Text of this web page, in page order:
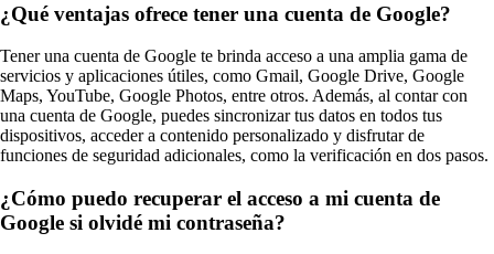
¿Qué ventajas ofrece tener una cuenta de Google?
Tener una cuenta de Google te brinda acceso a una amplia gama de
servicios y aplicaciones útiles, como Gmail, Google Drive, Google
Maps, YouTube, Google Photos, entre otros. Además, al contar con
una cuenta de Google, puedes sincronizar tus datos en todos tus
dispositivos, acceder a contenido personalizado y disfrutar de
funciones de seguridad adicionales, como la verificación en dos pasos.
¿Cómo puedo recuperar el acceso a mi cuenta de
Google si olvidé mi contraseña?